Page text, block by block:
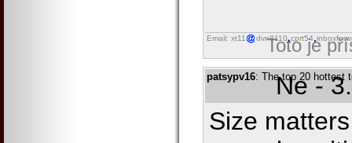
Email: xt11 dvn8110 cprt54
Toto je
patsypv16: The top 20 hottest
Ne -
Size